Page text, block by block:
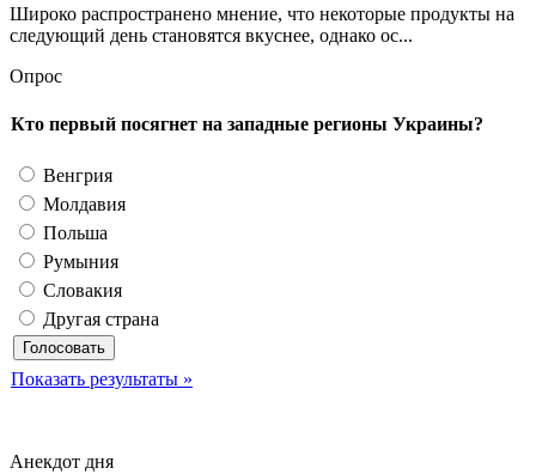
Широко распространено мнение, что некоторые продукты на
следующий день становятся вкуснее, однако ос...
Опрос
Кто первый посягнет на западные регионы Украины?
Венгрия
Молдавия
Польша
Румыния
Словакия
Другая страна
Показать результаты »
Анекдот дня